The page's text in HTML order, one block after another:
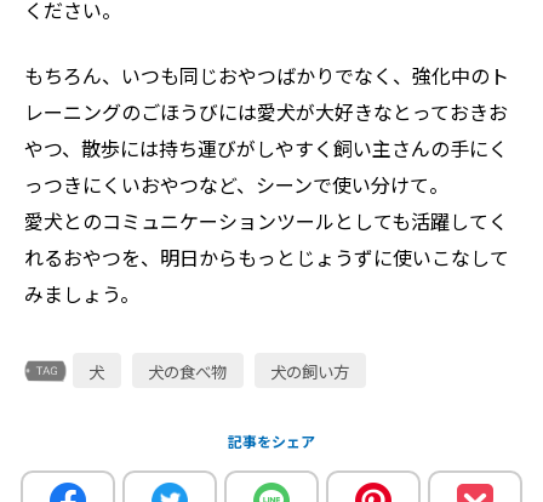
ください。
もちろん、いつも同じおやつばかりでなく、強化中のト
レーニングのごほうびには愛犬が大好きなとっておきお
やつ、散歩には持ち運びがしやすく飼い主さんの手にく
っつきにくいおやつなど、シーンで使い分けて。
愛犬とのコミュニケーションツールとしても活躍してく
れるおやつを、明日からもっとじょうずに使いこなして
みましょう。
犬 犬の食べ物 犬の飼い方
記事をシェア